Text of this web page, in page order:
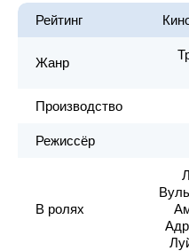
Рейтинг
Жанр
Производство
Режиссёр
В ролях